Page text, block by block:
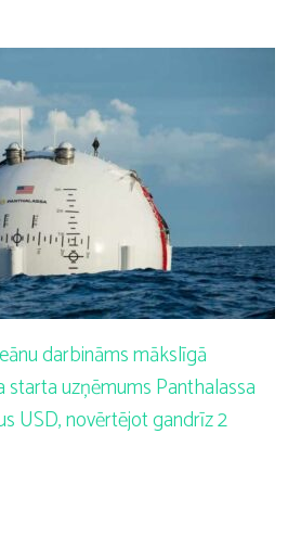
darbināms mākslīgā
uzņēmums Panthalassa
USD, novērtējot gandrīz 2